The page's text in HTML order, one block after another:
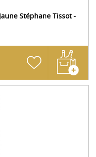
Stéphane Tissot -